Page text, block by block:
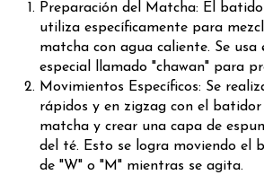
Preparación del Matcha: El
utiliza específicamente para
matcha con agua caliente. Se usa
especial llamado "chawan" para
Movimientos Específicos: Se
rápidos y en zigzag con el batidor
matcha y crear una capa de
del té. Esto se logra moviendo el
de "W" o "M" mientras se agita.